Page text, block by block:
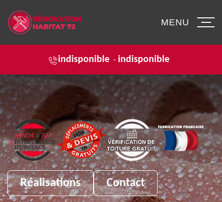
indisponible - indisponible
MENU
Réalisations Contact